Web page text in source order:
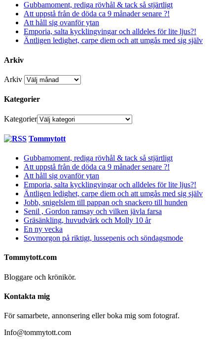
Gubbamoment, rediga rövhål & tack så stjärtligt
Att uppstå från de döda ca 9 månader senare ?!
Att håll sig ovanför ytan
Emporia, salta kycklingvingar och alldeles för lite ljus?!
Äntligen ledighet, carpe diem och att umgås med sig själv
Arkiv
Arkiv
Kategorier
Kategorier
Tommytott
Gubbamoment, rediga rövhål & tack så stjärtligt
Att uppstå från de döda ca 9 månader senare ?!
Att håll sig ovanför ytan
Emporia, salta kycklingvingar och alldeles för lite ljus?!
Äntligen ledighet, carpe diem och att umgås med sig själv
Jobb, snigelslem till pappan och snackero till hunden
Senil , Gordon ramsay och vilken jävla farsa
Gräsänkling, huvudvärk och Molly 10 år
En ny vecka
Sovmorgon på riktigt, lussepenis och söndagsmode
Tommytott.com
Bloggare och krönikör.
Kontakta mig
För samarbete, annonsering eller boka mig som fotograf.
Info@tommytott.com